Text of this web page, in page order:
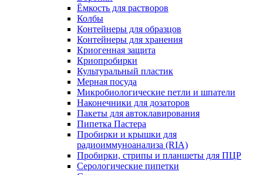
Ёмкость для растворов
Колбы
Контейнеры для образцов
Контейнеры для хранения
Криогенная защита
Криопробирки
Культуральный пластик
Мерная посуда
Микробиологические петли и шпатели
Наконечники для дозаторов
Пакеты для автоклавирования
Пипетка Пастера
Пробирки и крышки для
радиоиммуноанализа (RIA)
Пробирки, стрипы и планшеты для ПЦР
Серологические пипетки